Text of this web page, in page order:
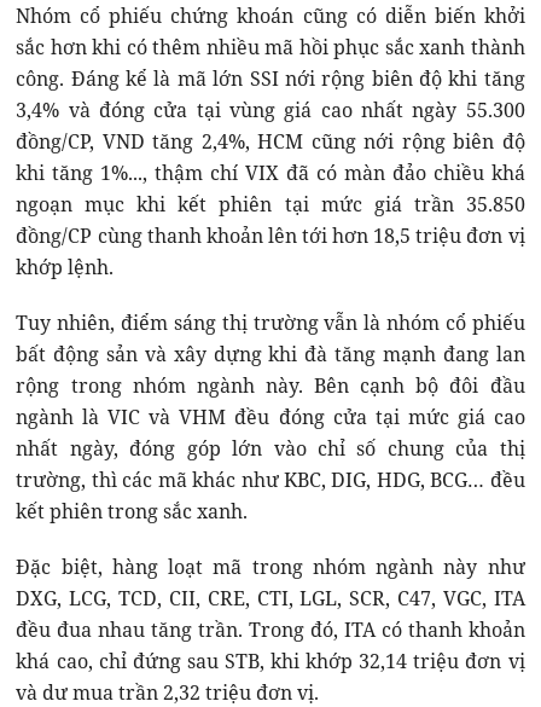
Nhóm cổ phiếu chứng khoán cũng có diễn biến khởi
sắc hơn khi có thêm nhiều mã hồi phục sắc xanh thành
công. Đáng kể là mã lớn SSI nới rộng biên độ khi tăng
3,4% và đóng cửa tại vùng giá cao nhất ngày 55.300
đồng/CP, VND tăng 2,4%, HCM cũng nới rộng biên độ
khi tăng 1%..., thậm chí VIX đã có màn đảo chiều khá
ngoạn mục khi kết phiên tại mức giá trần 35.850
đồng/CP cùng thanh khoản lên tới hơn 18,5 triệu đơn vị
khớp lệnh.
Tuy nhiên, điểm sáng thị trường vẫn là nhóm cổ phiếu
bất động sản và xây dựng khi đà tăng mạnh đang lan
rộng trong nhóm ngành này. Bên cạnh bộ đôi đầu
ngành là VIC và VHM đều đóng cửa tại mức giá cao
nhất ngày, đóng góp lớn vào chỉ số chung của thị
trường, thì các mã khác như KBC, DIG, HDG, BCG… đều
kết phiên trong sắc xanh.
Đặc biệt, hàng loạt mã trong nhóm ngành này như
DXG, LCG, TCD, CII, CRE, CTI, LGL, SCR, C47, VGC, ITA
đều đua nhau tăng trần. Trong đó, ITA có thanh khoản
khá cao, chỉ đứng sau STB, khi khớp 32,14 triệu đơn vị
và dư mua trần 2,32 triệu đơn vị.